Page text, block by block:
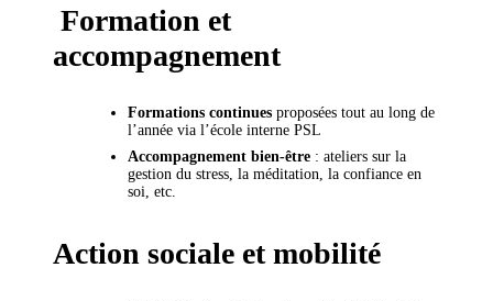
Formation et
accompagnement
Formations continues proposées tout au long de
l’année via l’école interne PSL
Accompagnement bien-être : ateliers sur la
gestion du stress, la méditation, la confiance en
soi, etc.
Action sociale et mobilité